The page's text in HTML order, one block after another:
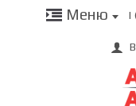
Меню |